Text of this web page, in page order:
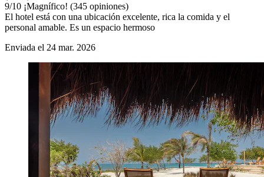
9/10 ¡Magnífico! (345 opiniones)
El hotel está con una ubicación excelente, rica la comida y el
personal amable. Es un espacio hermoso
Enviada el 24 mar. 2026